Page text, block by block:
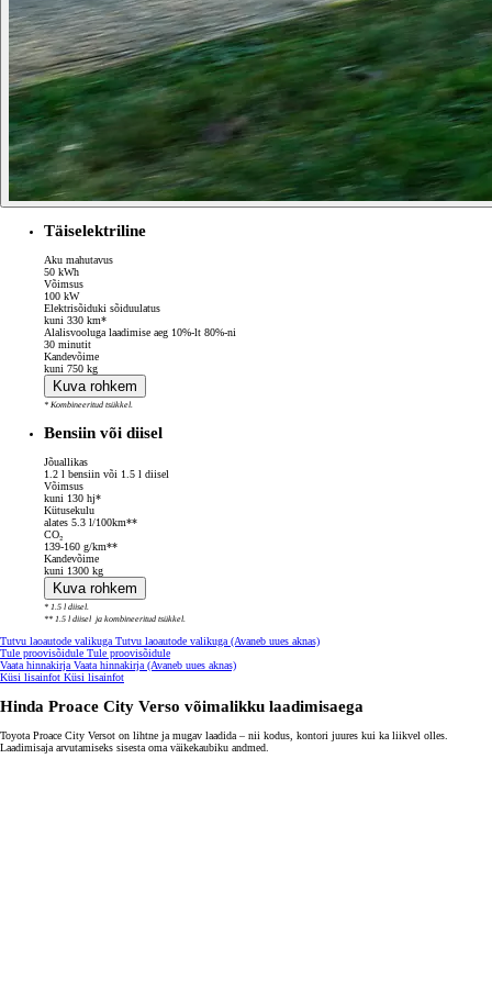
Täiselektriline
Aku mahutavus
50 kWh
Võimsus
100 kW
Elektrisõiduki sõiduulatus
kuni 330 km*
Alalisvooluga laadimise aeg 10%-lt 80%-ni
30 minutit
Kandevõime
kuni 750 kg
Kuva rohkem
* Kombineeritud tsükkel.
Bensiin või diisel
Jõuallikas
1.2 l bensiin või 1.5 l diisel
Võimsus
kuni 130 hj*
Kütusekulu
alates 5.3 l/100km**
CO₂
139-160 g/km**
Kandevõime
kuni 1300 kg
Kuva rohkem
* 1.5 l diisel.
** 1.5 l diisel ja kombineeritud tsükkel.
Tutvu laoautode valikuga Tutvu laoautode valikuga (Avaneb uues aknas)
Tule proovisõidule Tule proovisõidule
Vaata hinnakirja Vaata hinnakirja (Avaneb uues aknas)
Küsi lisainfot Küsi lisainfot
Hinda Proace City Verso võimalikku laadimisaega
Toyota Proace City Versot on lihtne ja mugav laadida – nii kodus, kontori juures kui ka liikvel olles.
Laadimisaja arvutamiseks sisesta oma väikekaubiku andmed.